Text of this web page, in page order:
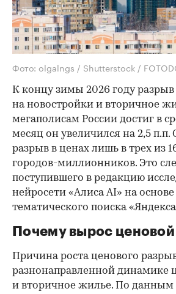
Фото: olgalngs / Shutterstock /
К концу зимы 2026 году
на новостройки и вторичное
мегаполисам России достиг в
месяц он увеличился на 2,5 п.п.
разрыв в ценах лишь в трех из
городов-миллионников. Это
поступившего в редакцию
нейросети «Алиса AI» на
тематического поиска
Почему вырос
Причина роста ценового
разнонаправленной динамике
и вторичное жилье. По данным